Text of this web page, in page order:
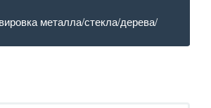
металла/стекла/дерева/